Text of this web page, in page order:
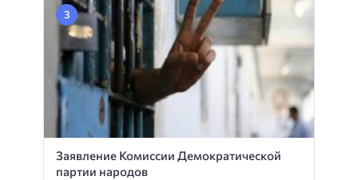
Заявление Комиссии Демократической
партии народов